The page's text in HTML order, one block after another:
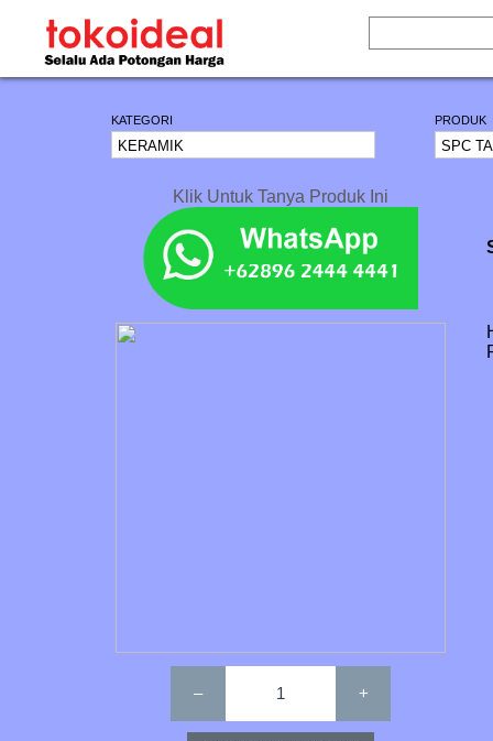
KATEGORI PRODUK
Klik Untuk Tanya Produk Ini
– 1 +